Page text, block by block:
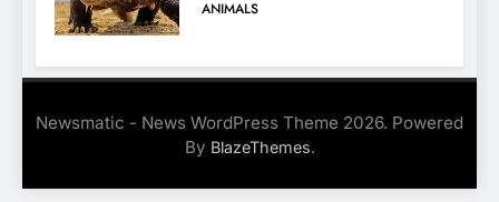
Indonesia
ANIMALS
6
Emas, Penemuan Baru di
Dunia Satwa
ANIMALS
Newsmatic - News WordPress Theme 2026. Powered
By BlazeThemes.